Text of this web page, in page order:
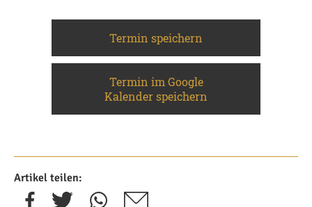
Termin speichern
Termin im Google
Kalender speichern
Artikel teilen: